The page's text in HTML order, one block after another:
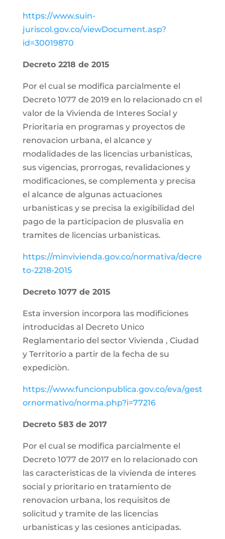
https://www.suin-
juriscol.gov.co/viewDocument.asp?
id=30019870
Decreto 2218 de 2015
Por el cual se modifica parcialmente el
Decreto 1077 de 2019 en lo relacionado cn el
valor de la Vivienda de Interes Social y
Prioritaria en programas y proyectos de
renovacion urbana, el alcance y
modalidades de las licencias urbanisticas,
sus vigencias, prorrogas, revalidaciones y
modificaciones, se complementa y precisa
el alcance de algunas actuaciones
urbanisticas y se precisa la exigibilidad del
pago de la participacion de plusvalia en
tramites de licencias urbanisticas.
https://minvivienda.gov.co/normativa/decre
to-2218-2015
Decreto 1077 de 2015
Esta inversion incorpora las modificiones
introducidas al Decreto Unico
Reglamentario del sector Vivienda , Ciudad
y Territorio a partir de la fecha de su
expediciòn.
https://www.funcionpublica.gov.co/eva/gest
ornormativo/norma.php?i=77216
Decreto 583 de 2017
Por el cual se modifica parcialmente el
Decreto 1077 de 2017 en lo relacionado con
las caracteristicas de la vivienda de interes
social y prioritario en tratamiento de
renovacion urbana, los requisitos de
solicitud y tramite de las licencias
urbanisticas y las cesiones anticipadas.